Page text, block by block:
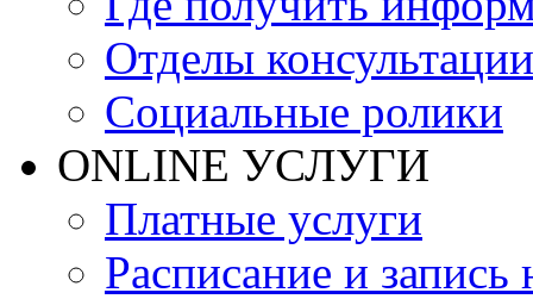
Отделы консультации
Социальные ролики
ONLINE УСЛУГИ
Платные услуги
Расписание и запись